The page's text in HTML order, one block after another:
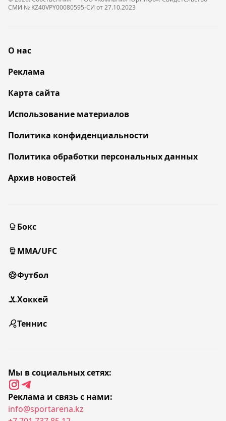
СМИ № KZ40VPY00080595-СИ от 27.10.2023
О нас
Реклама
Карта сайта
Использование материалов
Политика конфиденциальности
Политика обработки персональных данных
Архив новостей
Бокс
MMA/UFC
Футбол
Хоккей
Теннис
Мы в социальных сетях:
Реклама и связь с нами:
info@sportarena.kz